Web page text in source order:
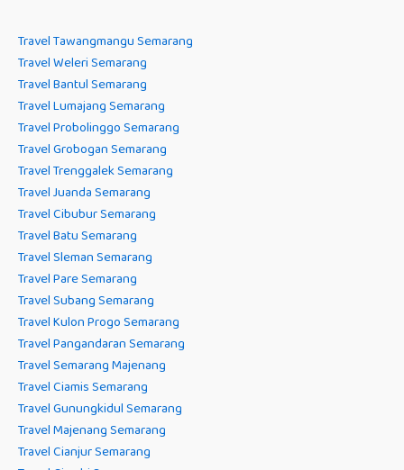
Travel Tawangmangu Semarang
Travel Weleri Semarang
Travel Bantul Semarang
Travel Lumajang Semarang
Travel Probolinggo Semarang
Travel Grobogan Semarang
Travel Trenggalek Semarang
Travel Juanda Semarang
Travel Cibubur Semarang
Travel Batu Semarang
Travel Sleman Semarang
Travel Pare Semarang
Travel Subang Semarang
Travel Kulon Progo Semarang
Travel Pangandaran Semarang
Travel Semarang Majenang
Travel Ciamis Semarang
Travel Gunungkidul Semarang
Travel Majenang Semarang
Travel Cianjur Semarang